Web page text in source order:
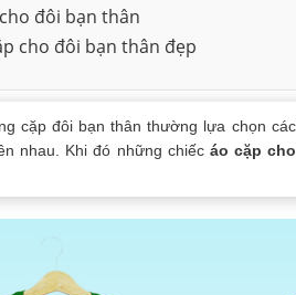
đôi bạn thân
cho đôi bạn thân đẹp
cặp đôi bạn thân thường lựa chọn
nhau. Khi đó những chiếc áo cặp